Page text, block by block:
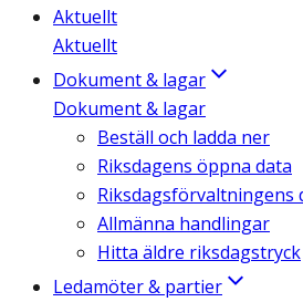
Aktuellt
Aktuellt
Dokument & lagar
Dokument & lagar
Beställ och ladda ner
Riksdagens öppna data
Riksdagsförvaltningens
Allmänna handlingar
Hitta äldre riksdagstryck
Ledamöter & partier